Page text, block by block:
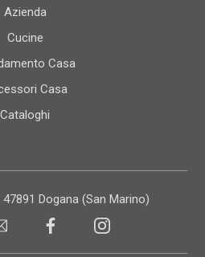
Azienda
Cucine
Casa
Casa
Cataloghi
Dogana (San Marino)